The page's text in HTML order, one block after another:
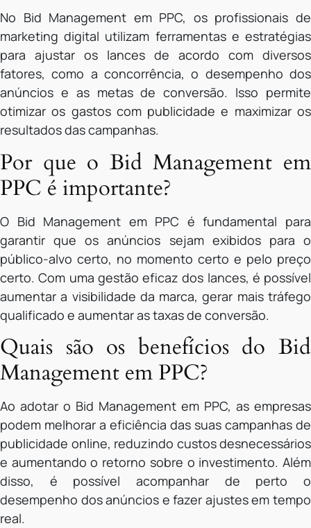
No Bid Management em PPC, os profissionais de
marketing digital utilizam ferramentas e estratégias
para ajustar os lances de acordo com diversos
fatores, como a concorrência, o desempenho dos
anúncios e as metas de conversão. Isso permite
otimizar os gastos com publicidade e maximizar os
resultados das campanhas.
Por que o Bid Management em
PPC é importante?
O Bid Management em PPC é fundamental para
garantir que os anúncios sejam exibidos para o
público-alvo certo, no momento certo e pelo preço
certo. Com uma gestão eficaz dos lances, é possível
aumentar a visibilidade da marca, gerar mais tráfego
qualificado e aumentar as taxas de conversão.
Quais são os benefícios do Bid
Management em PPC?
Ao adotar o Bid Management em PPC, as empresas
podem melhorar a eficiência das suas campanhas de
publicidade online, reduzindo custos desnecessários
e aumentando o retorno sobre o investimento. Além
disso, é possível acompanhar de perto o
desempenho dos anúncios e fazer ajustes em tempo
real.